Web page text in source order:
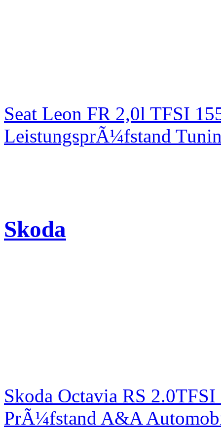
Seat Leon FR 2,0l TFSI
LeistungsprÃ¼fstand
Skoda
Skoda Octavia RS
PrÃ¼fstand A&A